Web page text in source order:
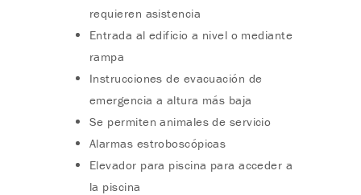
requieren asistencia
Entrada al edificio a nivel o mediante
rampa
Instrucciones de evacuación de
emergencia a altura más baja
Se permiten animales de servicio
Alarmas estroboscópicas
Elevador para piscina para acceder a
la piscina